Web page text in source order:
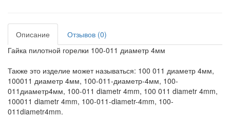
Описание
Отзывов (0)
Гайка пилотной горелки 100-011 диаметр 4мм
Также это изделие может называться: 100 011 диаметр 4мм,
100011 диаметр 4мм, 100-011-диаметр-4мм, 100-
011диаметр4мм, 100-011 diametr 4mm, 100 011 diametr 4mm,
100011 diametr 4mm, 100-011-diametr-4mm, 100-
011diametr4mm.